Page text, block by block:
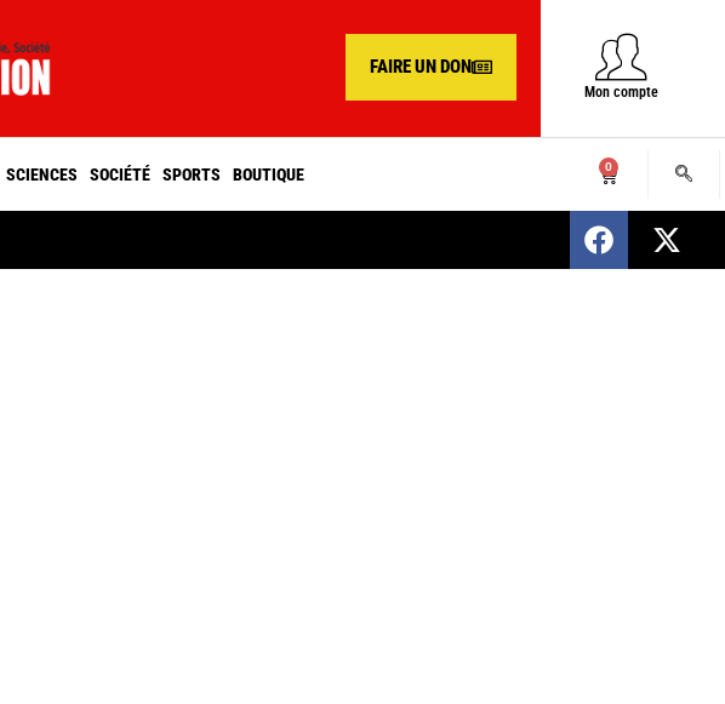
FAIRE UN DON
Mon compte
SCIENCES SOCIÉTÉ SPORTS BOUTIQUE 0
SENEGAL : Nomination d’un nouveau